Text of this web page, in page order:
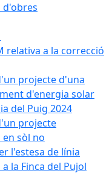
d'obres
relativa a la correcció
projecte d'una
d'energia solar
del Puig 2024
projecte
sòl no
l'estesa de línia
la Finca del Pujol